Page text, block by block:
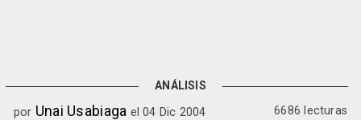
ANÁLISIS
por Unai Usabiaga el 04 Dic 2004 6686 lecturas